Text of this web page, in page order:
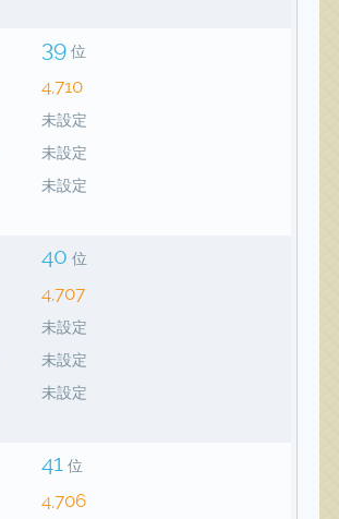
39 位
4,710
未設定
未設定
未設定
40 位
4,707
未設定
未設定
未設定
41 位
4,706